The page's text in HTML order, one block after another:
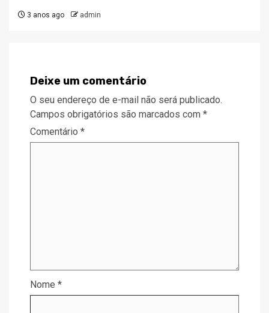
3 anos ago admin
Deixe um comentário
O seu endereço de e-mail não será publicado.
Campos obrigatórios são marcados com *
Comentário *
Nome *